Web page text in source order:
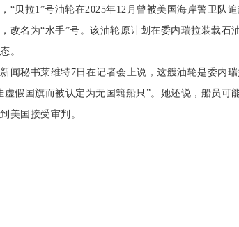
拉1”号油轮在2025年12月曾被美国海岸警卫队
改名为“水手”号。该油轮原计划在委内瑞拉装载石
。
秘书莱维特7日在记者会上说，这艘油轮是委内瑞
虚假国旗而被认定为无国籍船只”。她还说，船员可
美国接受审判。